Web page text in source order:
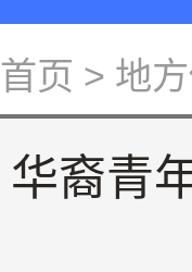
首页 > 地
华裔青